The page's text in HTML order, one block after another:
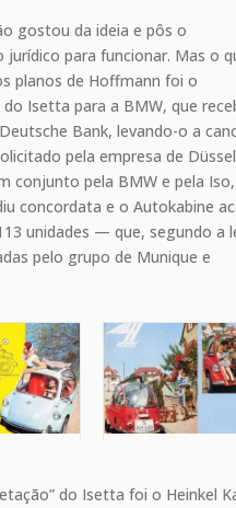
gostou da ideia e pôs o
para funcionar. Mas o
planos de Hoffmann foi o
Isetta para a BMW, que
Bank, levando-o a
pela empresa de
conjunto pela BMW e pela
concordata e o Autokabine
unidades — que, segundo a
pelo grupo de Munique e
do Isetta foi o Heinkel